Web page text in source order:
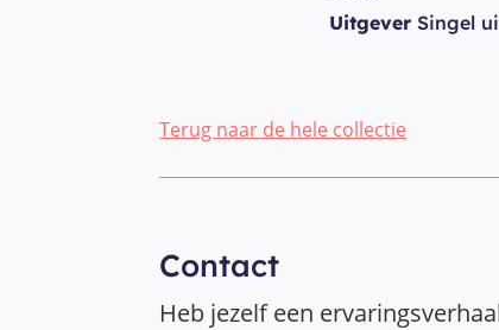
Uitgever Singel
Terug naar de hele collectie
Contact
Heb jezelf een